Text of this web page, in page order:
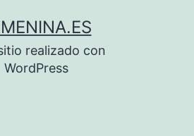
realizado con
WordPress